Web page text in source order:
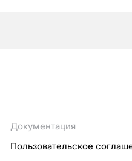
Документация
Пользовательское